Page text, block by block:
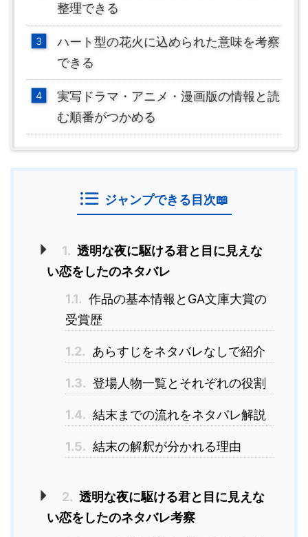
整理できる
ハート型の花火に込められた意味を考察
できる
実写ドラマ・アニメ・漫画版の情報と読
む順番がつかめる
ジャンプできる目次📖
1. 透明な夜に駆ける君と目に見えな
い恋をしたのネタバレ
1.1. 作品の基本情報とGA文庫大賞の
受賞歴
1.2. あらすじをネタバレなしで紹介
1.3. 登場人物一覧とそれぞれの役割
1.4. 結末までの流れをネタバレ解説
1.5. 結末の解釈が分かれる理由
2. 透明な夜に駆ける君と目に見えな
い恋をしたのネタバレ考察